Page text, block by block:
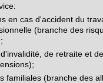
en cas d'accident du
(branche des
de retraite et
familiales (branche des